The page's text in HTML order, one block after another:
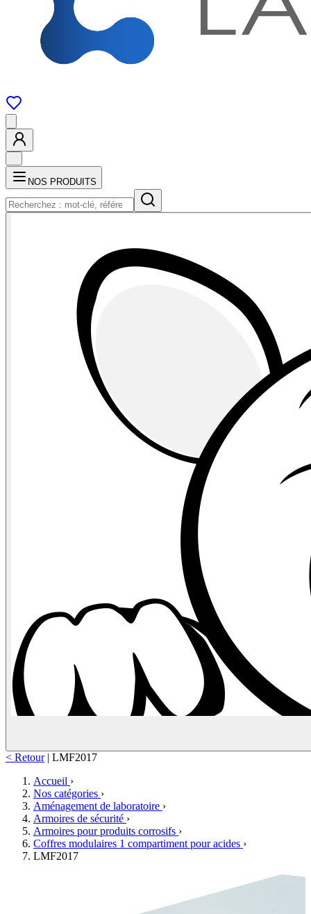
NOS PRODUITS
< Retour | LMF2017
Accueil ›
Nos catégories ›
Aménagement de laboratoire ›
Armoires de sécurité ›
Armoires pour produits corrosifs ›
Coffres modulaires 1 compartiment pour acides ›
LMF2017